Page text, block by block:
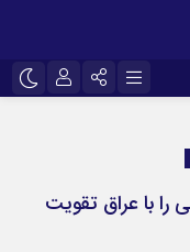
را با عراق تقویت